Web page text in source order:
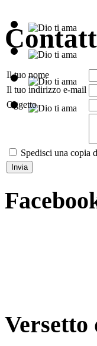
Il tuo nome
Il tuo indirizzo e-mail
Oggetto
Spedisci una copia
Versetto